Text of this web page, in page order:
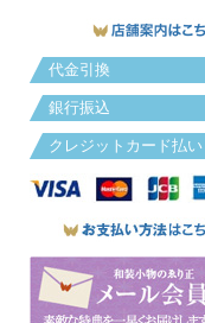
代金引換
銀行振込
クレジットカード払い